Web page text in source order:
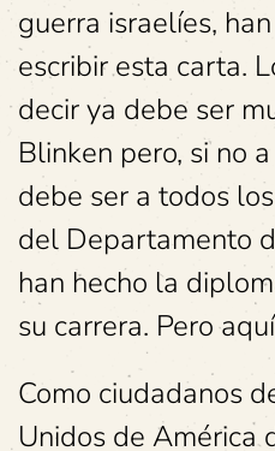
guerra israelíes,
escribir esta carta.
decir ya debe ser
Blinken pero, si no
debe ser a todos
del Departamento
han hecho la
su carrera. Pero
Como ciudadanos
Unidos de América